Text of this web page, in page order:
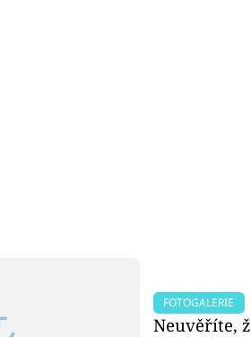
FOTOGALERIE
Neuvěříte,